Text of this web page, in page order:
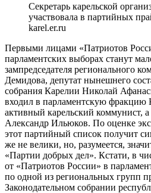
Секретарь карельской
участвовала в партийных
karel.er.ru
Первыми лицами «Патриотов
парламентских выборах станут
зампредседателя регионального
Демидова, депутат нынешнего
собрания Карелии Николай
входил в парламентскую
активный карельский коммунист,
Александр Ильюков. По оценке
этот партийный список получит
же не велики, но, разумеется,
«Партии добрых дел». Кстати, в
от «Патриотов России» в
по одной из региональных групп
Законодательном собрании